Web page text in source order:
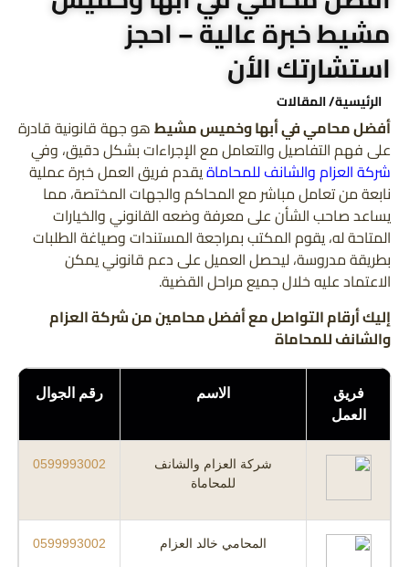
مشيط خبرة عالية – احجز
استشارتك الأن
الرئيسية/ المقالات
أفضل محامي في أبها وخميس مشيطهو جهة قانونية قادرة
على فهم التفاصيل والتعامل مع الإجراءات بشكل دقيق، وفي
شركة العزام والشانف للمحاماةيقدم فريق العمل خبرة عملية
نابعة من تعامل مباشر مع المحاكم والجهات المختصة، مما
يساعد صاحب الشأن على معرفة وضعه القانوني والخيارات
المتاحة له، يقوم المكتب بمراجعة المستندات وصياغة الطلبات
بطريقة مدروسة، ليحصل العميل على دعم قانوني يمكن
الاعتماد عليه خلال جميع مراحل القضية.
إليك أرقام التواصل مع أفضل محامين من شركة العزام
والشانف للمحاماة
فريق
العمل
الاسم رقم الجوال
شركة العزام والشانف
للمحاماة
0599993002
المحامي خالد العزام 0599993002